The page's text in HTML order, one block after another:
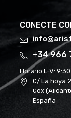
CONECTE
+34 966
Horario L-V:
C/ La hoya
Cox
España